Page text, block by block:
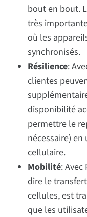
bout en bout.
très
où les
synchronisés.
Résilience:
clientes
disponibilité
permettre le
nécessaire)
cellulaire.
Mobilité:
dire le
cellules, est
que les